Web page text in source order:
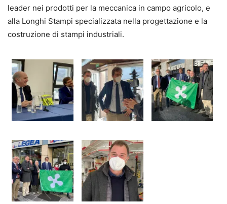
leader nei prodotti per la meccanica in campo agricolo, e
alla Longhi Stampi specializzata nella progettazione e la
costruzione di stampi industriali.